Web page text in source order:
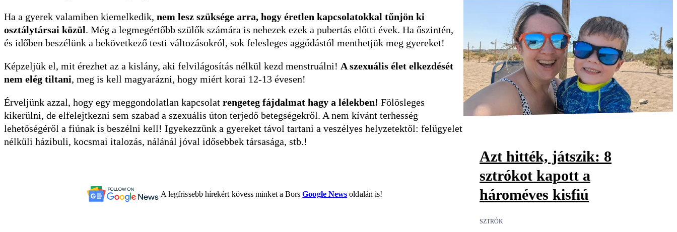
Ha a gyerek valamiben kiemelkedik, nem lesz szüksége arra, hogy éretlen kapcsolatokkal tűnjön ki
osztálytársai közül. Még a legmegértőbb szülők számára is nehezek ezek a pubertás előtti évek. Ha őszintén,
és időben beszélünk a bekövetkező testi változásokról, sok felesleges aggódástól menthetjük meg gyereket!
Képzeljük el, mit érezhet az a kislány, aki felvilágosítás nélkül kezd menstruálni! A szexuális élet elkezdését
nem elég tiltani, meg is kell magyarázni, hogy miért korai 12-13 évesen!
Érveljünk azzal, hogy egy meggondolatlan kapcsolat rengeteg fájdalmat hagy a lélekben! Fölösleges
kikerülni, de elfelejtkezni sem szabad a szexuális úton terjedő betegségekről. A nem kívánt terhesség
lehetőségéről a fiúnak is beszélni kell! Igyekezzünk a gyereket távol tartani a veszélyes helyzetektől: felügyelet
nélküli házibuli, kocsmai italozás, nálánál jóval idősebbek társasága, stb.!
A legfrissebb hírekért kövess minket a BorsGoogle News oldalán is!
Azt hitték, játszik: 8
sztrókot kapott a
hároméves kisfiú
SZTRÓK